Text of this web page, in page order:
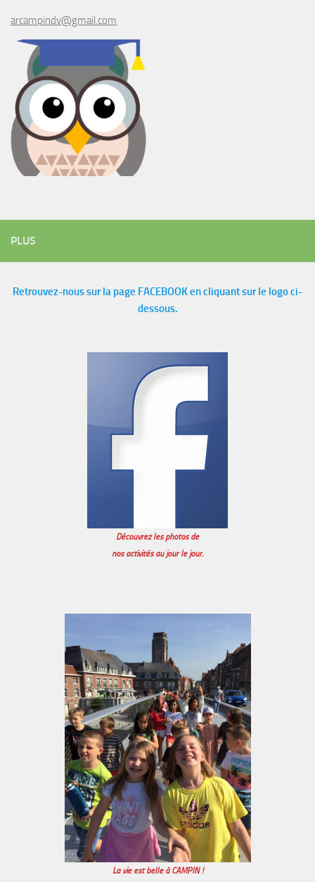
arcampindv@gmail.com
PLUS
Retrouvez-nous sur la page FACEBOOK en cliquant sur le logo ci-
dessous.
Découvrez les photos de
nos activités au jour le jour.
La vie est belle à CAMPIN !